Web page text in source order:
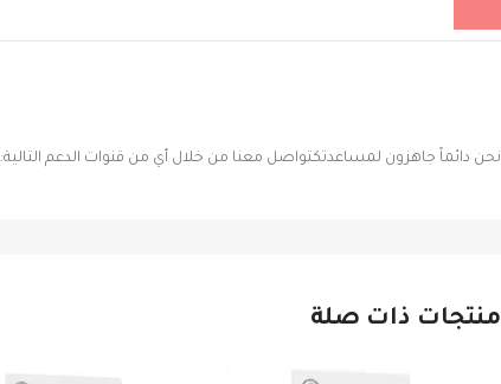
نحن دائماً جاهزون لمساعدتكتواصل معنا من خلال أي من قنوات الدعم التالية:
منتجات ذات صلة